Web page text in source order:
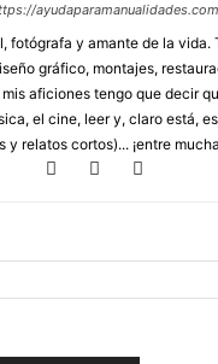
ayudaparamanualidades.com
fotógrafa y amante de la vida.
gráfico, montajes,
aficiones tengo que decir
el cine, leer y, claro está,
y relatos cortos)... ¡entre